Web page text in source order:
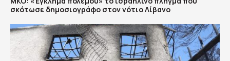
σκότωσε δημοσιογράφο στον νότιο Λίβανο